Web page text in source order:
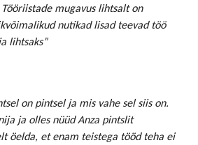
mugavus lihtsalt on
nutikad lisad teevad töö
lihtsaks”
on pintsel ja mis vahe sel siis on.
ja olles nüüd Anza pintslit
öelda, et enam teistega tööd teha ei